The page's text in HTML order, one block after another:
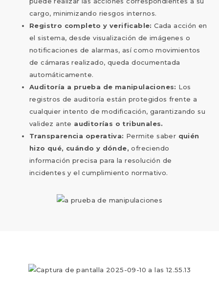
cargo, minimizando riesgos internos.
Registro completo y verificable: Cada acción en
el sistema, desde visualización de imágenes o
notificaciones de alarmas, así como movimientos
de cámaras realizado, queda documentada
automáticamente.
Auditoría a prueba de manipulaciones: Los
registros de auditoría están protegidos frente a
cualquier intento de modificación, garantizando su
validez ante auditorías o tribunales.
Transparencia operativa: Permite saber quién
hizo qué, cuándo y dónde, ofreciendo
información precisa para la resolución de
incidentes y el cumplimiento normativo.